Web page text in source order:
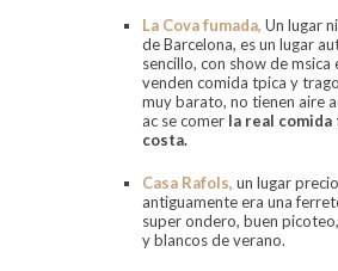
La Cova fumada, Un lugar
de Barcelona, es un lugar
sencillo, con show de
venden comida tpica y
muy barato, no tienen aire
ac se comer la real comida
costa.
Casa Rafols, un lugar
antiguamente era una
super ondero, buen
y blancos de verano.